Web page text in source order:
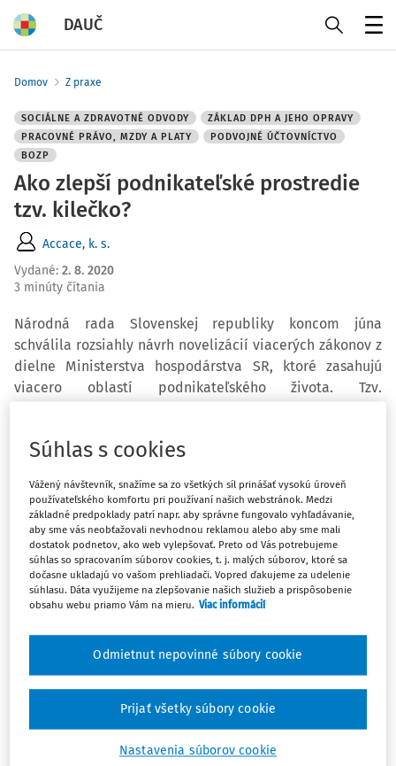
DAUČ
Domov Z praxe
SOCIÁLNE A ZDRAVOTNÉ ODVODY
ZÁKLAD DPH A JEHO OPRAVY
PRACOVNÉ PRÁVO, MZDY A PLATY
PODVOJNÉ ÚČTOVNÍCTVO
BOZP
Ako zlepší podnikateľské prostredie
tzv. kilečko?
Accace, k. s.
Vydané: 2. 8. 2020
3 minúty čítania
Národná rada Slovenskej republiky koncom júna
schválila rozsiahly návrh novelizácií viacerých zákonov z
dielne Ministerstva hospodárstva SR, ktoré zasahujú
viacero oblastí podnikateľského života. Tzv.
zjednodušenie mnohých povinností, ktoré podnikateľov
šibeničných lehôt, ako aj k zrušeniu ohlasovacích
povinností týkajúcich sa takých skutočností, ktoré si štát
vie zistiť sám z iných zdrojov.
Simona Klučiarová, advokátka z našej advokátskej
kancelárie Accace Legal, pre vás pripravila výber
Vybavenie reklamácie sa môže predĺžiť
Kým doposiaľ bol predávajúci povinný vybaviť reklamáciu
do 30 dní od jej uplatnenia, po novom platí, že ak k
prevzatiu predmetu reklamácie predávajúcim dôjde v
Súhlas s cookies
Vážený návštevník, snažíme sa zo všetkých síl prinášať vysokú úroveň
používateľského komfortu pri používaní našich webstránok. Medzi
základné predpoklady patrí napr. aby správne fungovalo vyhľadávanie,
aby sme vás neobťažovali nevhodnou reklamou alebo aby sme mali
dostatok podnetov, ako web vylepšovať. Preto od Vás potrebujeme
súhlas so spracovaním súborov cookies, t. j. malých súborov, ktoré sa
dočasne ukladajú vo vašom prehliadači. Vopred ďakujeme za udelenie
súhlasu. Dáta využijeme na zlepšovanie našich služieb a prispôsobenie
obsahu webu priamo Vám na mieru. Viac informácií
Nastavenia súborov cookie
Odmietnut nepovinné súbory cookie
Prijať všetky súbory cookie